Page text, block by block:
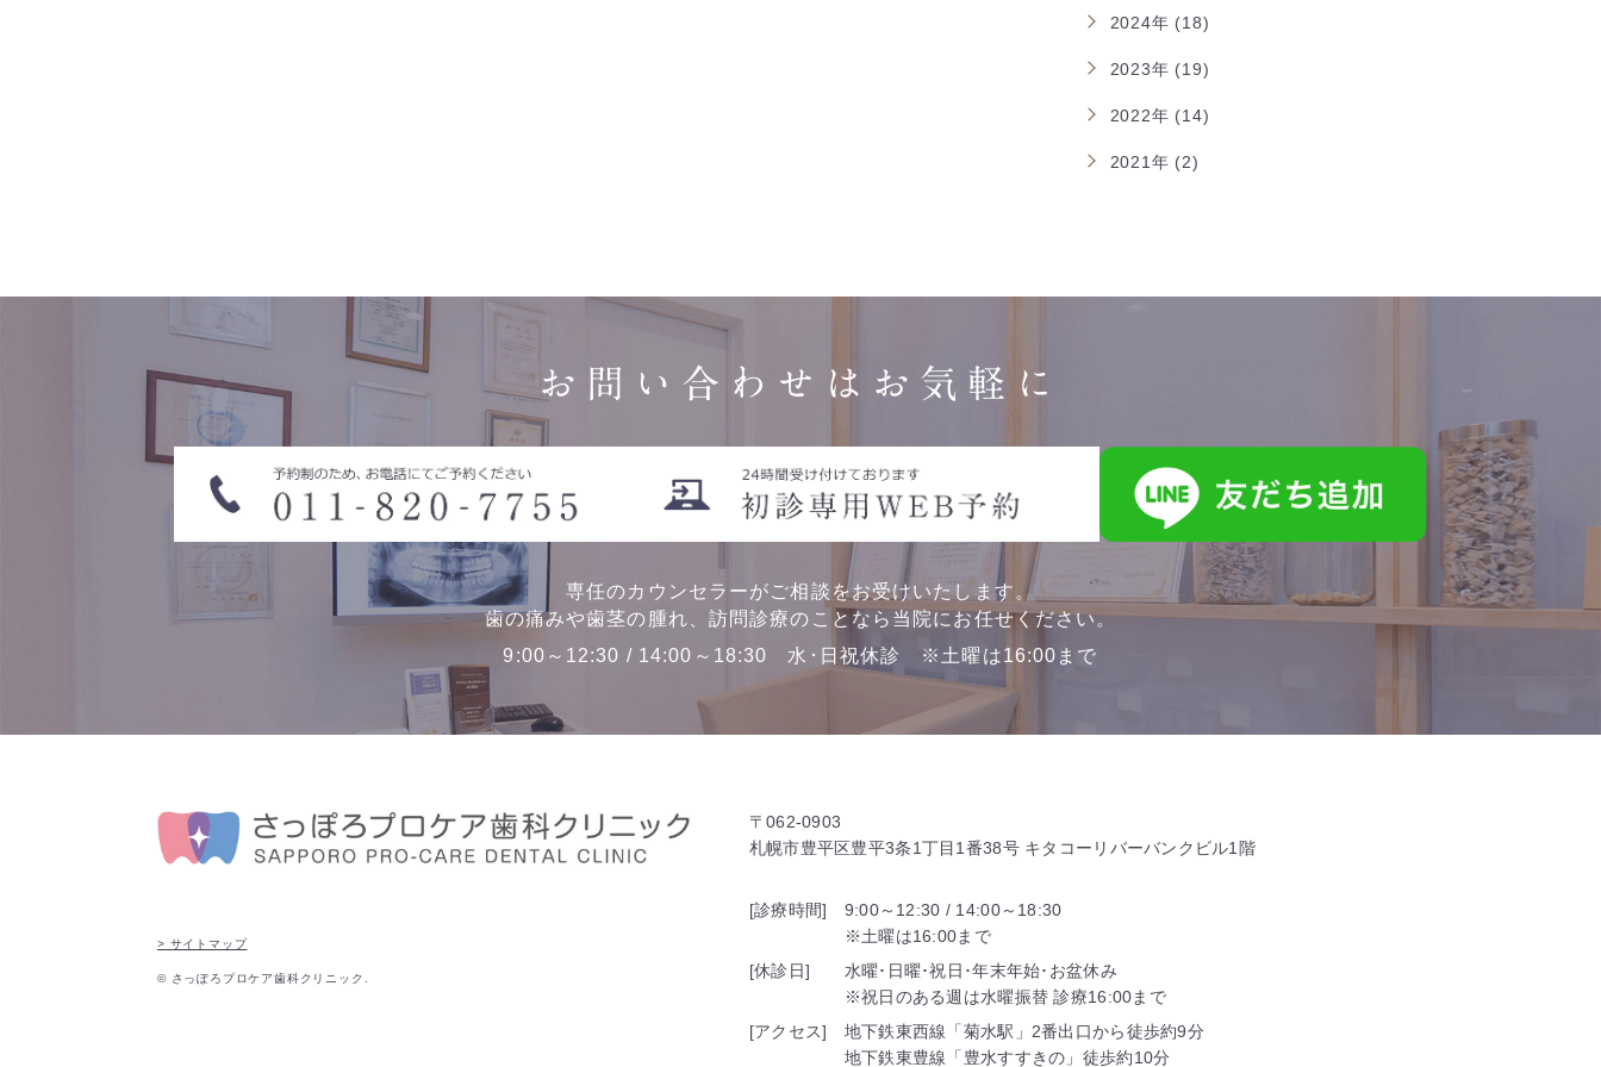
2024年 (18)
2023年 (19)
2022年 (14)
2021年 (2)
お問い合わせはお気軽に
専任のカウンセラーがご相談をお受けいたします。
歯の痛みや歯茎の腫れ、訪問診療のことなら当院にお任せください。
9:00～12:30 / 14:00～18:30 水･日祝休診 ※土曜は16:00まで
> サイトマップ
© さっぽろプロケア歯科クリニック.
〒062-0903
札幌市豊平区豊平3条1丁目1番38号 キタコーリバーバンクビル1階
[診療時間]
9:00～12:30 / 14:00～18:30
※土曜は16:00まで
[休診日]
水曜･日曜･祝日･年末年始･お盆休み
※祝日のある週は水曜振替 診療16:00まで
[アクセス]
地下鉄東西線「菊水駅」2番出口から徒歩約9分
地下鉄東豊線「豊水すすきの」徒歩約10分